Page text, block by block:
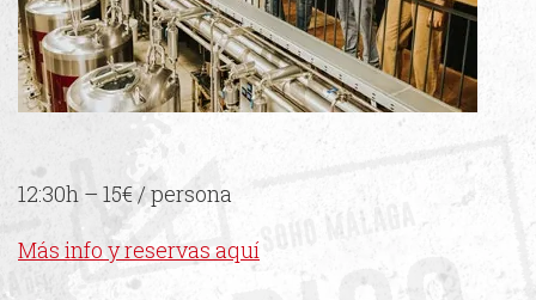
12:30h – 15€ / persona
Más info y reservas aquí